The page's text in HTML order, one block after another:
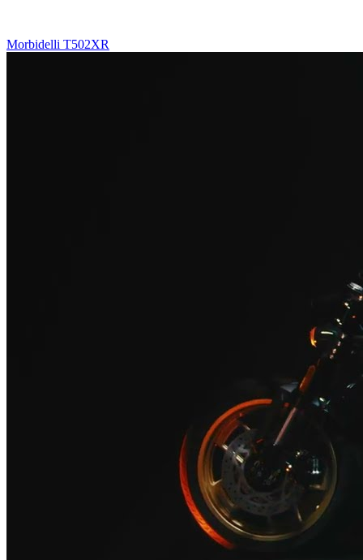
Morbidelli T502XR